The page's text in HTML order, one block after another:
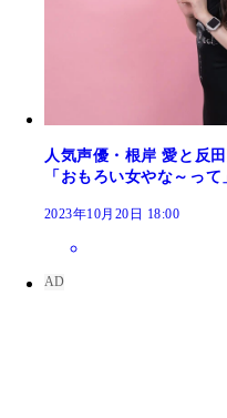
人気声優・根岸 愛と反
「おもろい女やな～って
2023年10月20日 18:00